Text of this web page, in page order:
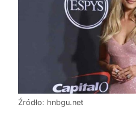
Źródło: hnbgu.net